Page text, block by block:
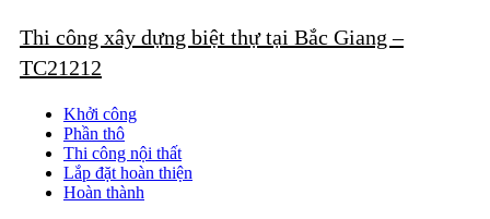
Thi công xây dựng biệt thự tại Bắc Giang –
TC21212
Khởi công
Phần thô
Thi công nội thất
Lắp đặt hoàn thiện
Hoàn thành